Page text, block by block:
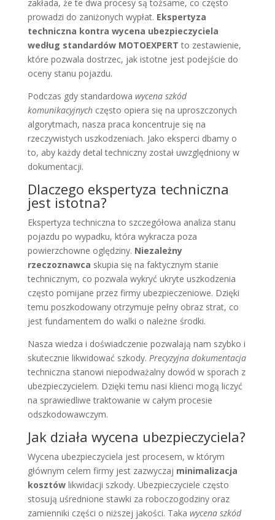
zakłada, że te dwa procesy są tożsame, co często
prowadzi do zaniżonych wypłat. Ekspertyza
techniczna kontra wycena ubezpieczyciela
według standardów MOTOEXPERT to zestawienie,
które pozwala dostrzec, jak istotne jest podejście do
oceny stanu pojazdu.
Podczas gdy standardowa wycena szkód
komunikacyjnychczęsto opiera się na uproszczonych
algorytmach, nasza praca koncentruje się na
rzeczywistych uszkodzeniach. Jako eksperci dbamy o
to, aby każdy detal techniczny został uwzględniony w
dokumentacji.
Dlaczego ekspertyza techniczna
jest istotna?
Ekspertyza techniczna to szczegółowa analiza stanu
pojazdu po wypadku, która wykracza poza
powierzchowne oględziny. Niezależny
rzeczoznawca skupia się na faktycznym stanie
technicznym, co pozwala wykryć ukryte uszkodzenia
często pomijane przez firmy ubezpieczeniowe. Dzięki
temu poszkodowany otrzymuje pełny obraz strat, co
jest fundamentem do walki o należne środki.
Nasza wiedza i doświadczenie pozwalają nam szybko i
skutecznie likwidować szkody. Precyzyjna dokumentacja
techniczna stanowi niepodważalny dowód w sporach z
ubezpieczycielem. Dzięki temu nasi klienci mogą liczyć
na sprawiedliwe traktowanie w całym procesie
odszkodowawczym.
Jak działa wycena ubezpieczyciela?
Wycena ubezpieczyciela jest procesem, w którym
głównym celem firmy jest zazwyczaj minimalizacja
kosztówlikwidacji szkody. Ubezpieczyciele często
stosują uśrednione stawki za roboczogodziny oraz
zamienniki części o niższej jakości. Taka wycena szkód